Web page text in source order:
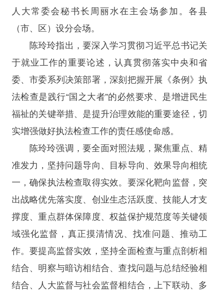
人大常委会秘书长周丽水在主会场参加。各县
（市、区）设分会场。
陈玲玲指出，要深入学习贯彻习近平总书记关
于就业工作的重要论述，认真贯彻落实中央和省
委、市委系列决策部署，深刻把握开展《条例》执
法检查是践行“国之大者”的必然要求、是增进民生
福祉的关键举措、是提升治理效能的重要途径，切
实增强做好执法检查工作的责任感使命感。
陈玲玲强调，要全面对照法规，聚焦重点、精
准发力，坚持问题导向、目标导向、效果导向相统
一，确保执法检查取得实效。要深化靶向监督，突
出战略优先落实度、创业生态活跃度、技能人才支
撑度、重点群体保障度、权益保护规范度等关键领
域强化监督，真正摸清情况、找准问题、推动工
作。要提高监督实效，坚持全面检查与重点剖析相
结合、明察与暗访相结合、查找问题与总结经验相
结合、人大监督与社会监督相结合，上下联动、多